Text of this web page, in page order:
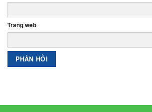
Trang web